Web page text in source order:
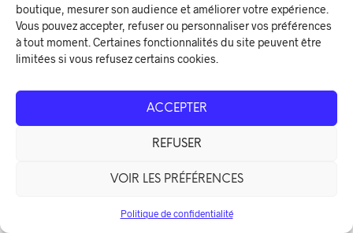
boutique, mesurer son audience et améliorer votre expérience.
Vous pouvez accepter, refuser ou personnaliser vos préférences
à tout moment. Certaines fonctionnalités du site peuvent être
limitées si vous refusez certains cookies.
ACCEPTER
REFUSER
VOIR LES PRÉFÉRENCES
Politique de confidentialité